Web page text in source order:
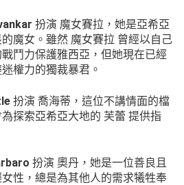
扮演 魔女賽拉，她是亞希亞
魔女。雖然 魔女賽拉 曾經以自己
鬥力保護雅西亞，但她現在已經
權力的獨裁暴君。
扮演 喬海蒂，這位不講情面的檔
探索亞希亞大地的 芙蕾 提供指
扮演 奧丹，她是一位善良且
性，總是為其他人的需求犧牲奉